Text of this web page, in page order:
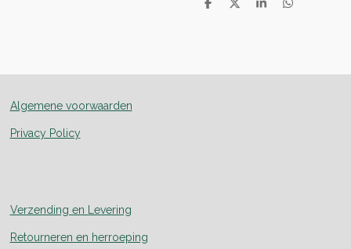
D
D
S
D
Algemene voorwaarden
Privacy Policy
Verzending en Levering
Retourneren en herroeping